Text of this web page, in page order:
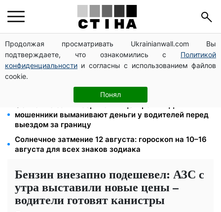
Продолжая просматривать Ukrainianwall.com Вы
подтверждаете, что ознакомились с Политикой
конфиденциальности и согласны с использованием файлов
cookie.
Понял
Церковный праздник 9 августа: апостол Матфий,
три строгих запрета Успенского поста и приметы на
зиму
Автобус №54 в Киеве восстановил движение по
собственному маршруту: курсируют с задержками
Фейковые сайты сервисных центров МВД:
мошенники выманивают деньги у водителей перед
выездом за границу
Солнечное затмение 12 августа: гороскоп на 10–16
августа для всех знаков зодиака
Бензин внезапно подешевел: АЗС с
утра выставили новые цены –
водители готовят канистры